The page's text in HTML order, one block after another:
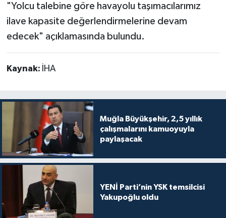
"Yolcu talebine göre havayolu taşımacılarımız
ilave kapasite değerlendirmelerine devam
edecek" açıklamasında bulundu.
Kaynak: İHA
Muğla Büyükşehir, 2,5 yıllık
çalışmalarını kamuoyuyla
paylaşacak
YENİ Parti’nin YSK temsilcisi
Yakupoğlu oldu